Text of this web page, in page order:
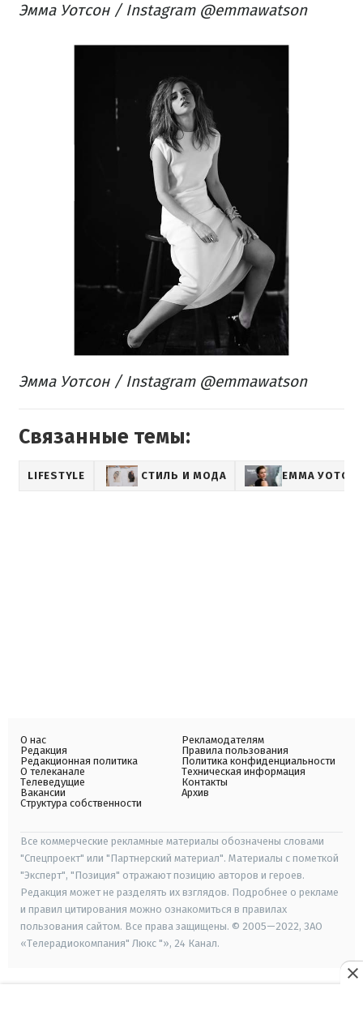
Эмма Уотсон / Instagram @emmawatson
Эмма Уотсон / Instagram @emmawatson
Связанные темы:
LIFESTYLE СТИЛЬ И МОДА ЕММА
О нас
Редакция
Редакционная политика
О телеканале
Телеведущие
Вакансии
Структура собственности
Рекламодателям
Правила пользования
Политика конфиденциальности
Техническая информация
Контакты
Архив
Все коммерческие рекламные материалы обозначены словами
"Спецпроект" или "Партнерский материал". Материалы с пометкой
"Эксперт", "Позиция" отражают позицию авторов и героев.
Редакция может не разделять их взглядов. Подробнее о рекламе
и правил цитирования можно ознакомиться в правилах
пользования сайтом. Все права защищены. © 2005—2022, ЗАО
«Телерадиокомпания" Люкс "», 24 Канал.